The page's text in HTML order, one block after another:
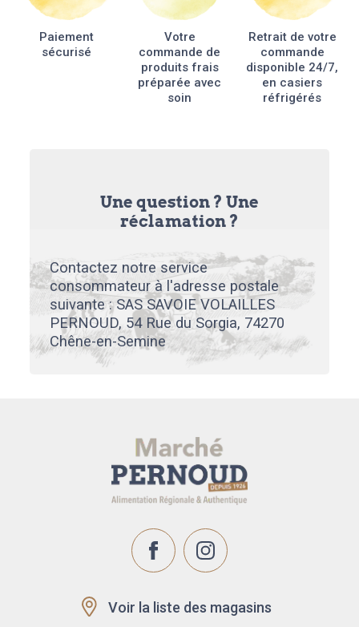
Paiement
sécurisé
Votre
commande de
produits frais
préparée avec
soin
Retrait de votre
commande
disponible 24/7,
en casiers
réfrigérés
Une question ? Une
réclamation ?
Contactez notre service
consommateur à l'adresse postale
suivante : SAS SAVOIE VOLAILLES
PERNOUD, 54 Rue du Sorgia, 74270
Chêne-en-Semine
Voir la liste des magasins